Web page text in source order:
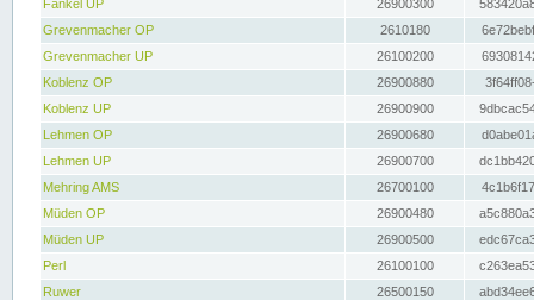
Fankel UP
26900300
Grevenmacher OP
2610180
Grevenmacher UP
26100200
Koblenz OP
26900880
Koblenz UP
26900900
Lehmen OP
26900680
Lehmen UP
26900700
Mehring AMS
26700100
Müden OP
26900480
Müden UP
26900500
Perl
26100100
Ruwer
26500150